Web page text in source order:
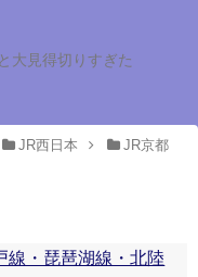
大見得切りすぎた
JR西日本
JR京都
線・琵琶湖線・北陸